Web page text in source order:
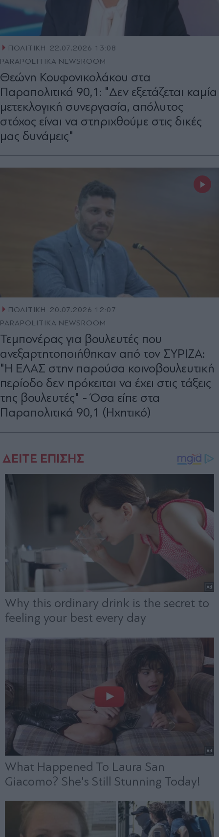
ΠΟΛΙΤΙΚΗ
22.07.2026 13:08
PARAPOLITIKA NEWSROOM
Θεώνη Κουφονικολάκου στα
Παραπολιτικά 90,1: "Δεν εξετάζεται καμία
μετεκλογική συνεργασία, απόλυτος
στόχος είναι να στηριχθούμε στις δικές
μας δυνάμεις"
ΠΟΛΙΤΙΚΗ
20.07.2026 12:07
PARAPOLITIKA NEWSROOM
Τεμπονέρας για βουλευτές που
ανεξαρτητοποιήθηκαν από τον ΣΥΡΙΖΑ:
"Η ΕΛΑΣ στην παρούσα κοινοβουλευτική
περίοδο δεν πρόκειται να έχει στις τάξεις
της βουλευτές" - Όσα είπε στα
Παραπολιτικά 90,1 (Ηχητικό)